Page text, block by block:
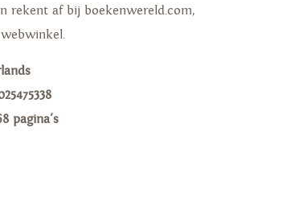
rekent af bij boekenwereld.com,
pagina's